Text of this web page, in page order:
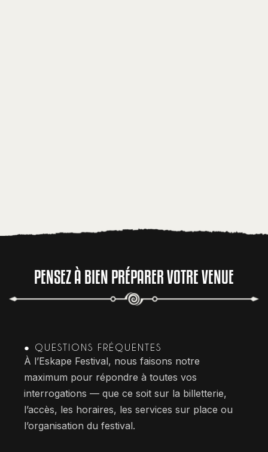
PENSEZ À BIEN PRÉPARER VOTRE VENUE
● QUESTIONS FRÉQUENTES
À l’Eskape Festival, nous faisons notre
maximum pour répondre à toutes vos
interrogations — que ce soit sur la billetterie,
l’accès, les horaires, les services sur place ou
l’organisation du festival.